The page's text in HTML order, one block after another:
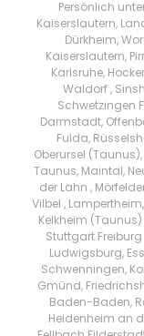
Persönlich
Kaiserslautern,
Dürkheim,
Kaiserslautern,
Karlsruhe,
Waldorf ,
Schwetzingen
Darmstadt,
Fulda,
Oberursel
Taunus, Maintal,
der Lahn ,
Vilbel ,
Kelkheim
Stuttgart
Ludwigsburg,
Schwenningen,
Gmünd,
Baden-Baden,
Heidenheim an